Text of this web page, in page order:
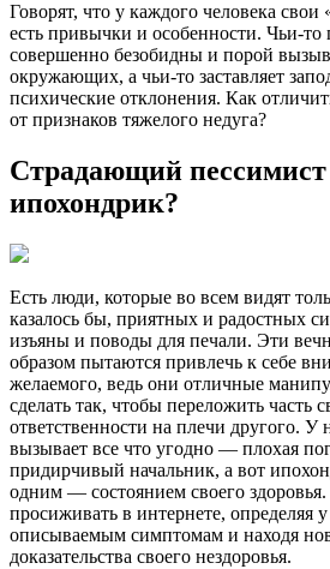
Говорят, что у каждого человека свои
есть привычки и особенности. Чьи-то
совершенно безобидны и порой
окружающих, а чьи-то заставляет
психические отклонения. Как
от признаков тяжелого недуга?
Страдающий
ипохондрик?
Есть люди, которые во всем видят
казалось бы, приятных и радостных
изъяны и поводы для печали. Эти
образом пытаются привлечь к себе
желаемого, ведь они отличные
сделать так, чтобы переложить часть
ответственности на плечи другого. У
вызывает все что угодно — плохая
придирчивый начальник, а вот
одним — состоянием своего
просиживать в интернете, определяя
описываемым симптомам и находя
доказательства своего нездоровья.